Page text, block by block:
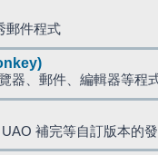
郵件程式
器、郵件、編輯器等程
補完等自訂版本的